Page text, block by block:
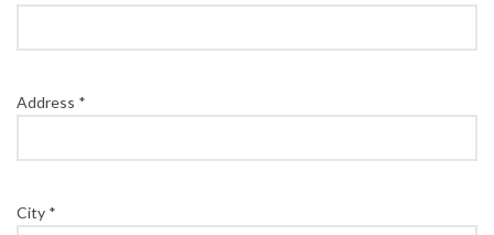
Address *
City *